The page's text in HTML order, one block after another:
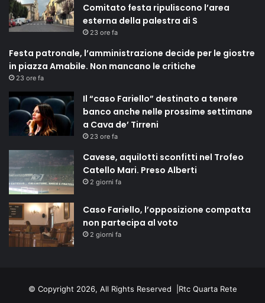
Comitato festa ripuliscono l’area
esterna della palestra di S
23 ore fa
Festa patronale, l’amministrazione decide per le giostre
in piazza Amabile. Non mancano le critiche
23 ore fa
Il “caso Fariello” destinato a tenere
banco anche nelle prossime settimane
a Cava de’ Tirreni
23 ore fa
Cavese, aquilotti sconfitti nel Trofeo
Catello Mari. Preso Alberti
2 giorni fa
Caso Fariello, l’opposizione compatta
non partecipa al voto
2 giorni fa
© Copyright 2026, All Rights Reserved | Rtc Quarta Rete